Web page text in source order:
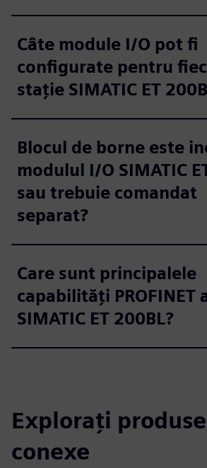
Câte module I/O pot fi
configurate pentru
staţie SIMATIC ET
Blocul de borne este
modulul I/O SIMATIC
sau trebuie comandat
separat?
Care sunt principalele
capabilități PROFINET
SIMATIC ET 200BL?
Explorați
conexe